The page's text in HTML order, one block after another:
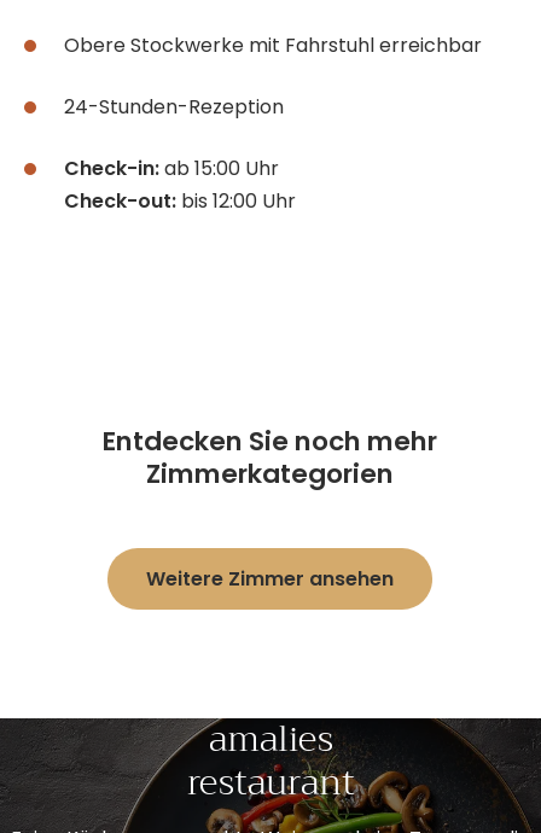
Obere Stockwerke mit Fahrstuhl erreichbar
24-Stunden-Rezeption
Check-in:ab 15:00 Uhr
Check-out:bis 12:00 Uhr
Entdecken Sie noch mehr
Zimmerkategorien
Weitere Zimmer ansehen
amalies
restaurant